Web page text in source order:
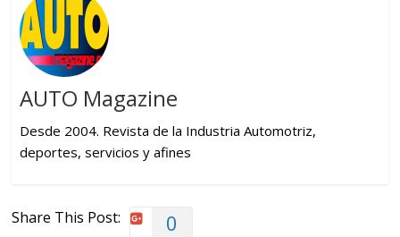
AUTO Magazine
Desde 2004. Revista de la Industria Automotriz,
deportes, servicios y afines
Share This Post: 0